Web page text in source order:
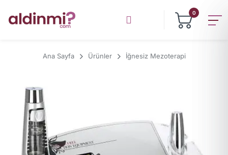
0
Ana Sayfa Ürünler İğnesiz Mezoterapi